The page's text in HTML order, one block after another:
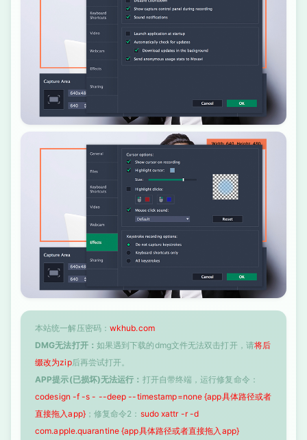
本站统一解压密码： wkhub.com
DMG无法打开： 如果遇到下载的dmg文件无法双击打开，请将后
缀改为zip后再尝试打开。
APP提示(已损坏)无法运行： 打开自带终端，运行修复命令：
codesign -f -s - --deep --timestamp=none {app具体路径或者
直接拖入app}；修复命令2： sudo xattr -r -d
com.apple.quarantine {app具体路径或者直接拖入app}